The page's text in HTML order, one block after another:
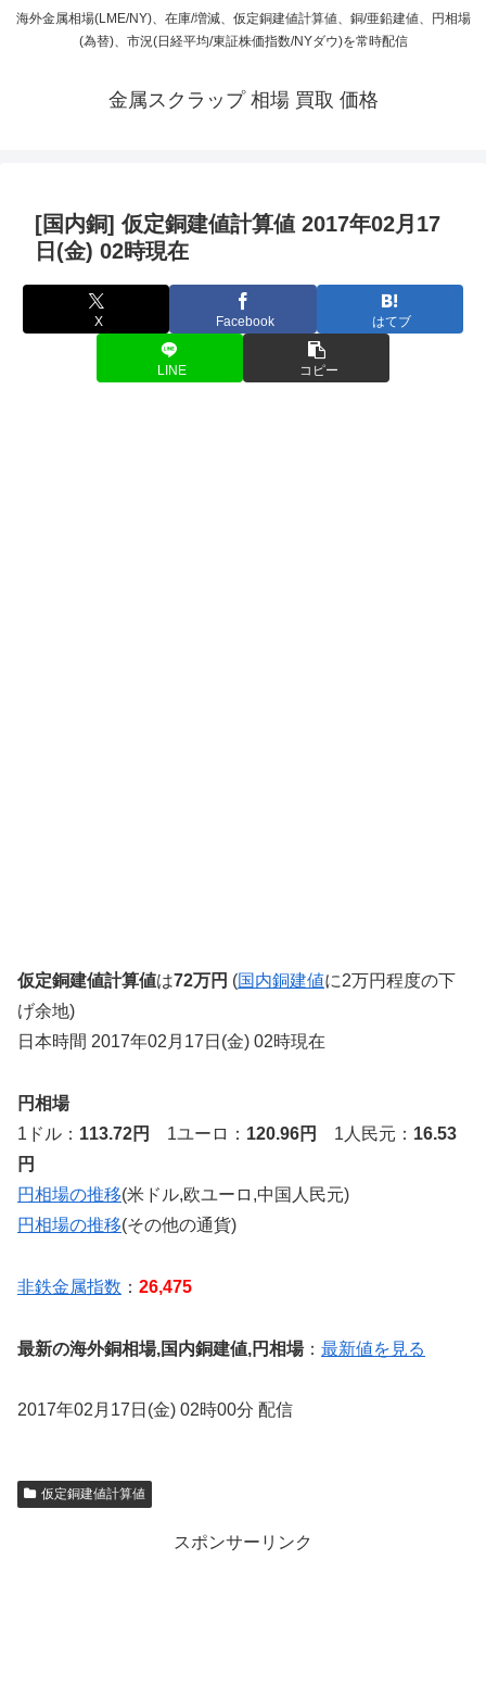
海外金属相場(LME/NY)、在庫/増減、仮定銅建値計算値、銅/亜鉛建値、円相場
(為替)、市況(日経平均/東証株価指数/NYダウ)を常時配信
金属スクラップ 相場 買取 価格
[国内銅] 仮定銅建値計算値 2017年02月17
日(金) 02時現在
X Facebook はてブ
LINE コピー
仮定銅建値計算値は72万円 (国内銅建値に2万円程度の下
げ余地)
日本時間 2017年02月17日(金) 02時現在
円相場
1ドル： 113.72円 1ユーロ： 120.96円 1人民元： 16.53
円
円相場の推移(米ドル,欧ユーロ,中国人民元)
円相場の推移(その他の通貨)
非鉄金属指数 ： 26,475
最新の海外銅相場,国内銅建値,円相場： 最新値を見る
2017年02月17日(金) 02時00分 配信
仮定銅建値計算値
スポンサーリンク